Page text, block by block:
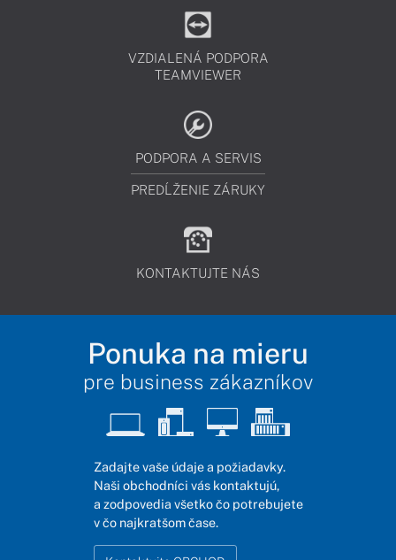
VZDIALENÁ PODPORA
TEAMVIEWER
PODPORA A SERVIS
PREDĹŽENIE ZÁRUKY
KONTAKTUJTE NÁS
Ponuka na mieru
pre business zákazníkov
Zadajte vaše údaje a požiadavky.
Naši obchodníci vás kontaktujú,
a zodpovedia všetko čo potrebujete
v čo najkratšom čase.